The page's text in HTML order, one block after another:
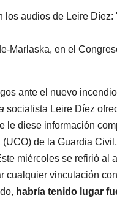
Marlaska, en el
ante el nuevo
socialista Leire Díez
le diese información
de la Guardia
miércoles se refirió al
cualquier vinculación
habría tenido lugar